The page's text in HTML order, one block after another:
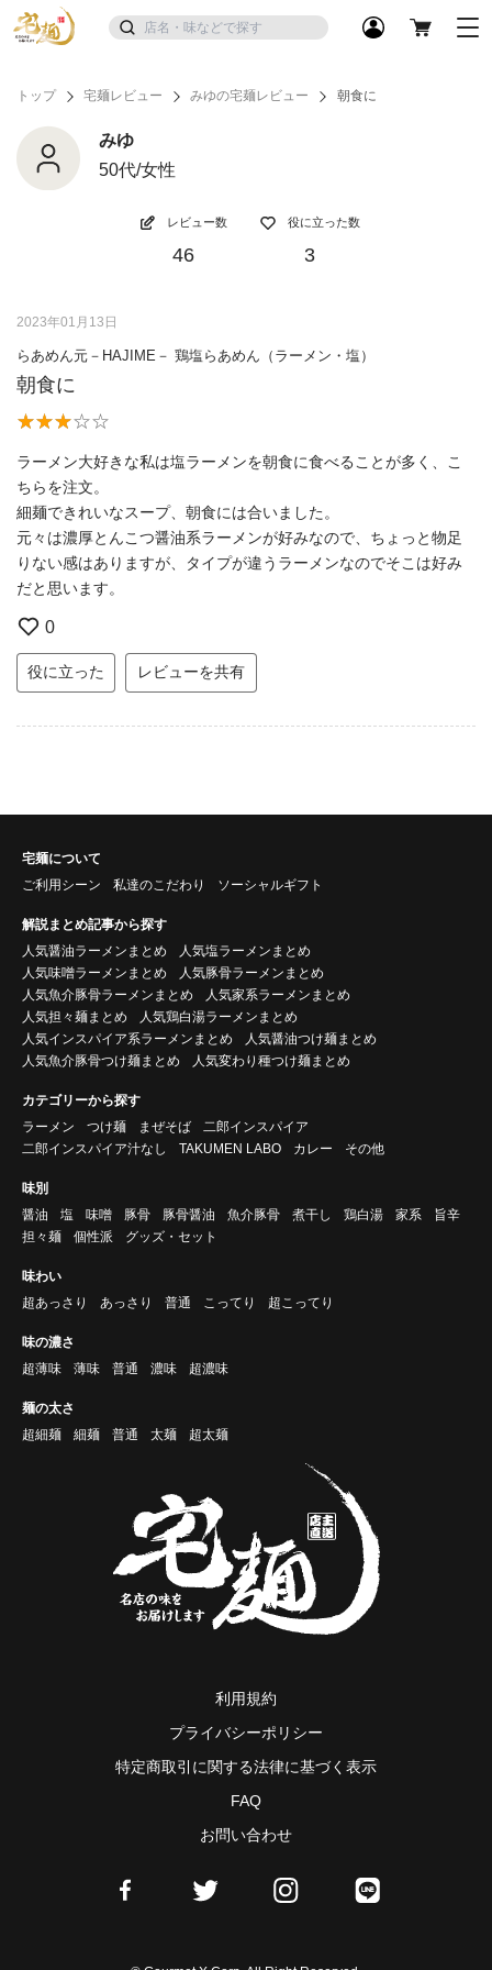
トップ 宅麺レビュー みゆの宅麺レビュー 朝食に
みゆ
50代/女性
レビュー数
46
役に立った数
3
2023年01月13日
らあめん元－HAJIME－ 鶏塩らあめん（ラーメン・塩）
朝食に
ラーメン大好きな私は塩ラーメンを朝食に食べることが多く、こ
ちらを注文。
細麺できれいなスープ、朝食には合いました。
元々は濃厚とんこつ醤油系ラーメンが好みなので、ちょっと物足
りない感はありますが、タイプが違うラーメンなのでそこは好み
だと思います。
0
役に立った レビューを共有
宅麺について
ご利用シーン
私達のこだわり ソーシャルギフト
解説まとめ記事から探す
人気醤油ラーメンまとめ
人気塩ラーメンまとめ
人気味噌ラーメンまとめ
人気豚骨ラーメンまとめ
人気魚介豚骨ラーメンまとめ
人気家系ラーメンまとめ
人気担々麺まとめ
人気鶏白湯ラーメンまとめ
人気インスパイア系ラーメンまとめ
人気醤油つけ麺まとめ
人気魚介豚骨つけ麺まとめ
人気変わり種つけ麺まとめ
カテゴリーから探す
ラーメン
つけ麺 まぜそば
二郎インスパイア
二郎インスパイア汁なし
TAKUMEN LABO カレー その他
味別
醤油
塩 味噌 豚骨 豚骨醤油 魚介豚骨 煮干し 鶏白湯 家系
旨辛
担々麺
個性派 グッズ・セット
味わい
超あっさり
あっさり 普通 こってり 超こってり
味の濃さ
超薄味
薄味 普通 濃味 超濃味
麺の太さ
超細麺
細麺 普通 太麺 超太麺
利用規約
プライバシーポリシー
特定商取引に関する法律に基づく表示
FAQ
お問い合わせ